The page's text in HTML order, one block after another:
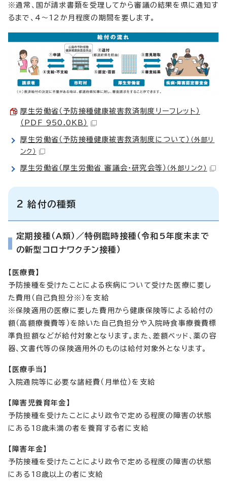
※通常、国が請求書類を受理してから審議の結果を県に通知す
るまで、4～12か月程度の期間を要します。
厚生労働省（予防接種健康被害救済制度リーフレット）
（PDF 950.0KB）
厚生労働省（予防接種健康被害救済制度について） （外部リ
ンク）
厚生労働省（厚生労働省 審議会・研究会等） （外部リンク）
2 給付の種類
定期接種（A類）／特例臨時接種（令和5年度末まで
の新型コロナワクチン接種）
【医療費】
予防接種を受けたことによる疾病について受けた医療に要し
た費用（自己負担分※）を支給
※保険適用の医療に要した費用から健康保険等による給付の
額（高額療養費等）を除いた自己負担分や入院時食事療養費標
準負担額などが給付対象となります。また、差額ベッド、薬の容
器、文書代等の保険適用外のものは給付対象外となります。
【医療手当】
入院通院等に必要な諸経費（月単位）を支給
【障害児養育年金】
予防接種を受けたことにより政令で定める程度の障害の状態
にある18歳未満の者を養育する者に支給
【障害年金】
予防接種を受けたことにより政令で定める程度の障害の状態
にある18歳以上の者に支給